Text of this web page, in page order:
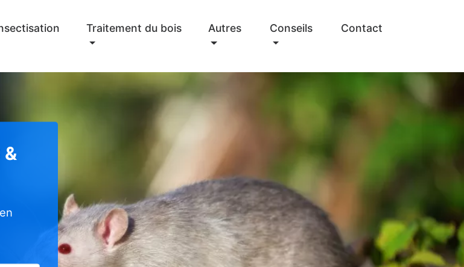
Traitement du bois Autres Conseils Contact
&